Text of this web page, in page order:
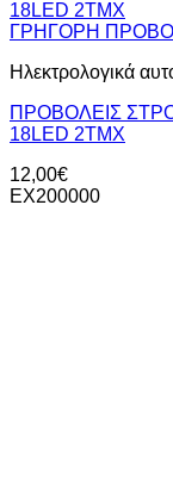
ΓΡΗΓΟΡΗ
Ηλεκτρολογικά
ΠΡΟΒΟΛΕΙΣ
18LED 2TMX
12,00€
ΕΧ200000